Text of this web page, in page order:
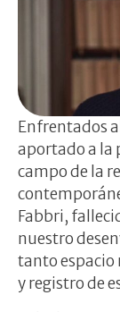
Enfrentados
aportado a la
campo de la
Fabbri,
nuestro
tanto espacio
y registro de